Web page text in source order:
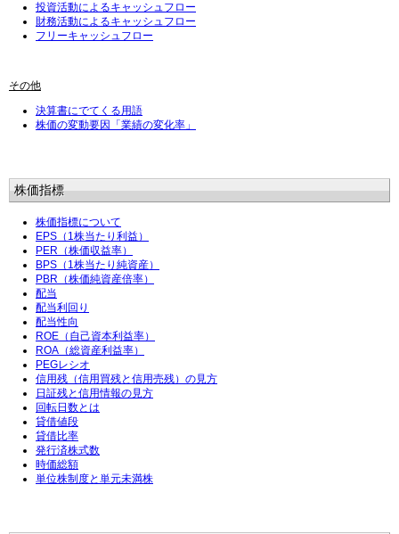
投資活動によるキャッシュフロー
財務活動によるキャッシュフロー
フリーキャッシュフロー
その他
決算書にでてくる用語
株価の変動要因「業績の変化率」
株価指標
株価指標について
EPS（1株当たり利益）
PER（株価収益率）
BPS（1株当たり純資産）
PBR（株価純資産倍率）
配当
配当利回り
配当性向
ROE（自己資本利益率）
ROA（総資産利益率）
PEGレシオ
信用残（信用買残と信用売残）の見方
日証残と信用情報の見方
回転日数とは
貸借値段
貸借比率
発行済株式数
時価総額
単位株制度と単元未満株